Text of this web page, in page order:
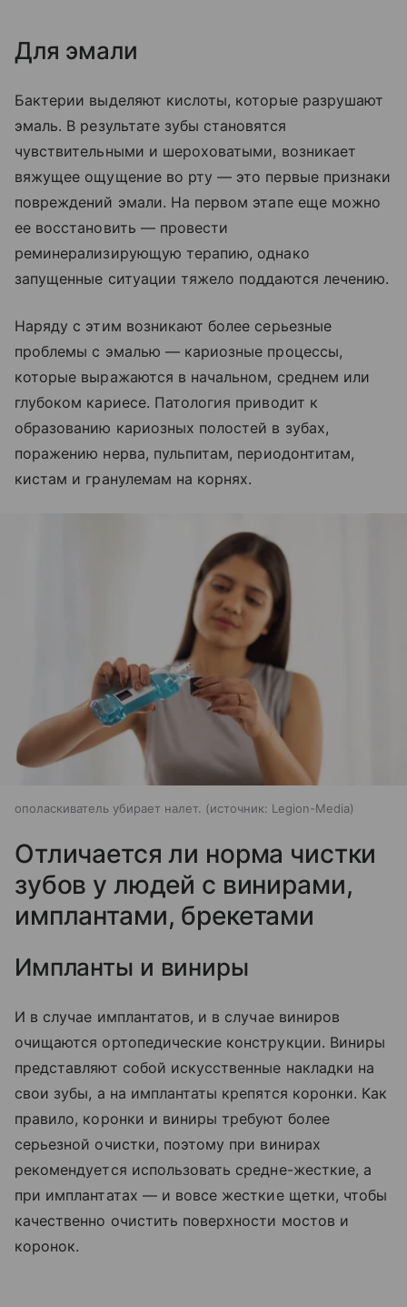
Для эмали
Бактерии выделяют кислоты, которые разрушают
эмаль. В результате зубы становятся
чувствительными и шероховатыми, возникает
вяжущее ощущение во рту — это первые признаки
повреждений эмали. На первом этапе еще можно
ее восстановить — провести
реминерализирующую терапию, однако
запущенные ситуации тяжело поддаются лечению.
Наряду с этим возникают более серьезные
проблемы с эмалью — кариозные процессы,
которые выражаются в начальном, среднем или
глубоком кариесе. Патология приводит к
образованию кариозных полостей в зубах,
поражению нерва, пульпитам, периодонтитам,
кистам и гранулемам на корнях.
ополаскиватель убирает налет. источник: Legion-Media
Отличается ли норма чистки
зубов у людей с винирами,
имплантами, брекетами
Импланты и виниры
И в случае имплантатов, и в случае виниров
очищаются ортопедические конструкции. Виниры
представляют собой искусственные накладки на
свои зубы, а на имплантаты крепятся коронки. Как
правило, коронки и виниры требуют более
серьезной очистки, поэтому при винирах
рекомендуется использовать средне-жесткие, а
при имплантатах — и вовсе жесткие щетки, чтобы
качественно очистить поверхности мостов и
коронок.